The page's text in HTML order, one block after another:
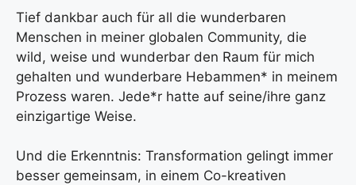
Tief dankbar auch für all die wunderbaren
Menschen in meiner globalen Community, die
wild, weise und wunderbar den Raum für mich
gehalten und wunderbare Hebammen* in meinem
Prozess waren. Jede*r hatte auf seine/ihre ganz
einzigartige Weise.
Und die Erkenntnis: Transformation gelingt immer
besser gemeinsam, in einem Co-kreativen